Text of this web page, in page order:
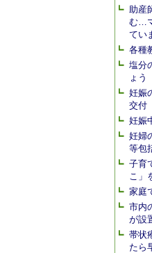
助産
む…
てい
各種
塩分
ょう
妊娠
交付
妊娠
妊婦
等包
子育
こ」
家庭
市内
が設
帯状
たら